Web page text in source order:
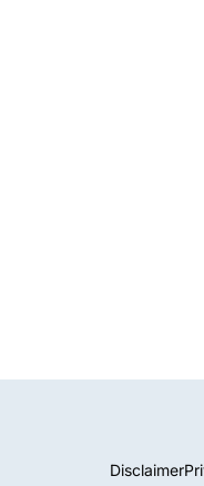
Disclaimer